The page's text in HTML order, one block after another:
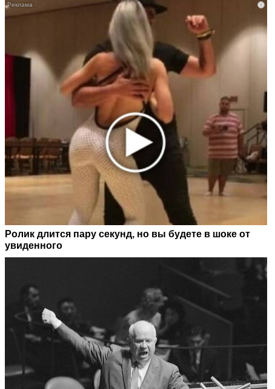
i
Ролик длится пару секунд, но вы будете в шоке от
увиденного